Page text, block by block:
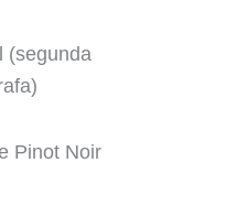
(segunda
Pinot Noir